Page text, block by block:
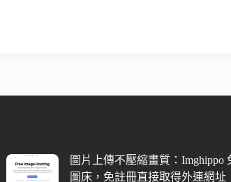
圖片上傳不壓縮畫質：Imghippo
圖床，免註冊直接取得外連網址